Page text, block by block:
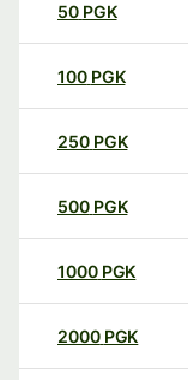
50 PGK
100 PGK
250 PGK
500 PGK
1000 PGK
2000 PGK